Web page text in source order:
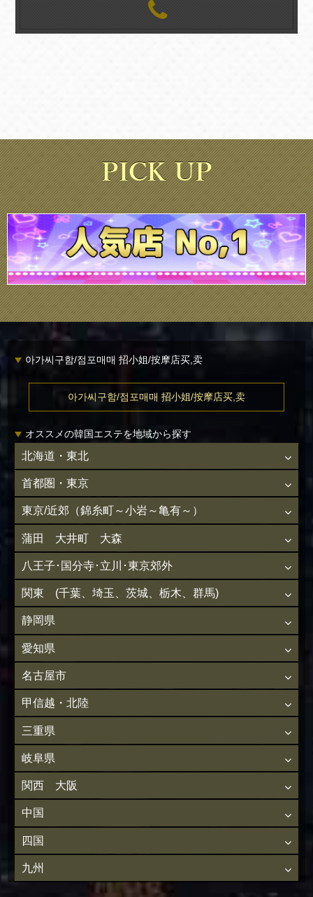
아가씨구함/점포매매 招小姐/按摩店买,卖
아가씨구함/점포매매 招小姐/按摩店买,卖
オススメの韓国エステを地域から探す
北海道・東北
首都圏・東京
東京/近郊（錦糸町～小岩～亀有～）
蒲田 大井町 大森
八王子･国分寺･立川･東京郊外
関東 (千葉、埼玉、茨城、栃木、群馬)
静岡県
愛知県
名古屋市
甲信越・北陸
三重県
岐阜県
関西 大阪
中国
四国
九州